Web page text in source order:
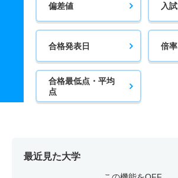
偏差値 入試
合格発表日 倍率
合格最低点・平均
点
最近見た大学